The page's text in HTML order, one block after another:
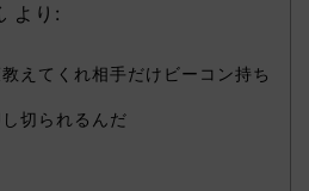
より:
えてくれ相手だけビーコン持ち
切られるんだ